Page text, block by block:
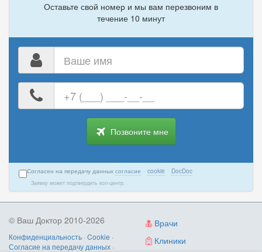
Оставьте свой номер и мы вам перезвоним в
течение 10 минут
номер
телефона
Позвоните мне
Согласен на передачу данных согласие · cookie · DocDoc
Заявку может подтвердить кол-центр.
Врачи
Клиники
© Ваш Доктор 2010-2026
Конфиденциальность · Cookie ·
Согласие на передачу данных ·